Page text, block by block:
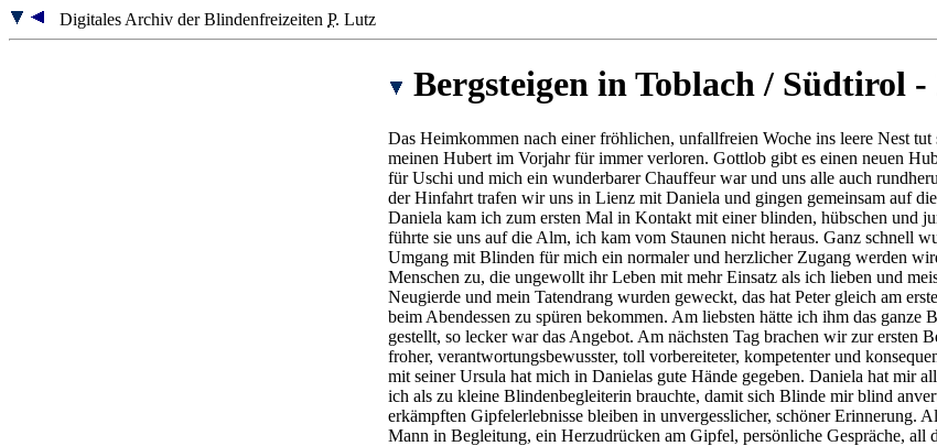
Digitales Archiv der Blindenfreizeiten P. Lutz
Bergsteigen in Toblach / Südtirol -
Das Heimkommen nach einer fröhlichen, unfallfreien Woche ins leere Nest tut
meinen Hubert im Vorjahr für immer verloren. Gottlob gibt es einen neuen
für Uschi und mich ein wunderbarer Chauffeur war und uns alle auch
der Hinfahrt trafen wir uns in Lienz mit Daniela und gingen gemeinsam auf
Daniela kam ich zum ersten Mal in Kontakt mit einer blinden, hübschen und
führte sie uns auf die Alm, ich kam vom Staunen nicht heraus. Ganz schnell
Umgang mit Blinden für mich ein normaler und herzlicher Zugang werden
Menschen zu, die ungewollt ihr Leben mit mehr Einsatz als ich lieben und
Neugierde und mein Tatendrang wurden geweckt, das hat Peter gleich am
beim Abendessen zu spüren bekommen. Am liebsten hätte ich ihm das ganze
gestellt, so lecker war das Angebot. Am nächsten Tag brachen wir zur ersten
froher, verantwortungsbewusster, toll vorbereiteter, kompetenter und
mit seiner Ursula hat mich in Danielas gute Hände gegeben. Daniela hat mir
ich als zu kleine Blindenbegleiterin brauchte, damit sich Blinde mir blind
erkämpften Gipfelerlebnisse bleiben in unvergesslicher, schöner Erinnerung.
Mann in Begleitung, ein Herzudrücken am Gipfel, persönliche Gespräche, all